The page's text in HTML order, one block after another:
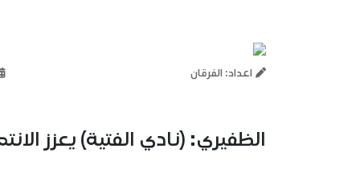
اعداد: الفرقان
الظفيري: (نادي الفتية) يعزز